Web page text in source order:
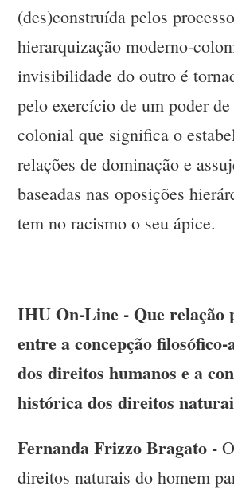
(des)construída pelos
hierarquização moderno-
invisibilidade do outro é
pelo exercício de um poder
colonial que significa o
relações de dominação e
baseadas nas oposições
tem no racismo o seu ápice.
IHU On-Line - Que relação
entre a concepção
dos direitos humanos e a
histórica dos direitos
Fernanda Frizzo Bragato -
direitos naturais do homem